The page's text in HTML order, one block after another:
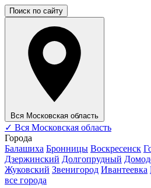
Поиск по сайту
Вся Московская область
✓ Вся Московская область
Города
Балашиха Бронницы Воскресенск
Дзержинский Долгопрудный
Жуковский Звенигород Ивантеевка
все города